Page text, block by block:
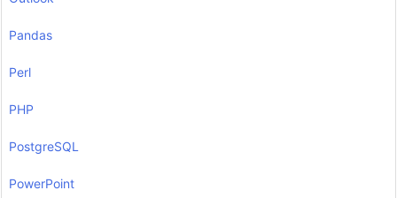
Pandas
Perl
PHP
PostgreSQL
PowerPoint